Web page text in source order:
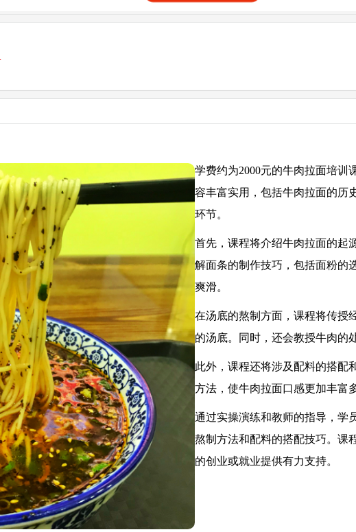
学费约为2000元的牛肉拉面培训
容丰富实用，包括牛肉拉面的历
环节。
首先，课程将介绍牛肉拉面的起
解面条的制作技巧，包括面粉的
爽滑。
在汤底的熬制方面，课程将传授
的汤底。同时，还会教授牛肉的
此外，课程还将涉及配料的搭配
方法，使牛肉拉面口感更加丰富
通过实操演练和教师的指导，学
熬制方法和配料的搭配技巧。课
的创业或就业提供有力支持。